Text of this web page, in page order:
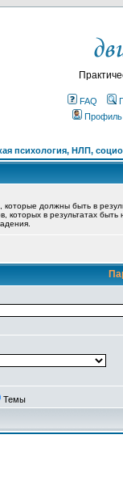
FAQ
Профиль
психология, НЛП,
которые должны быть в
которых в результатах
Темы